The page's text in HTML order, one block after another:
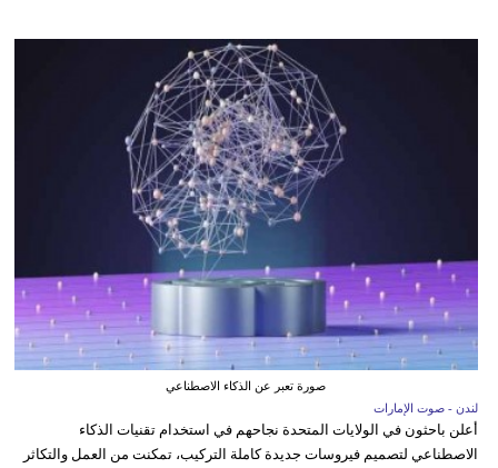
صورة تعبر عن الذكاء الاصطناعي
لندن - صوت الإمارات
أعلن باحثون في الولايات المتحدة نجاحهم في استخدام تقنيات الذكاء
الاصطناعي لتصميم فيروسات جديدة كاملة التركيب، تمكنت من العمل والتكاثر